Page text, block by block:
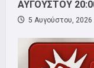
ΑΥΓΟΥΣΤΟΥ
5 Αυγούστου, 2026